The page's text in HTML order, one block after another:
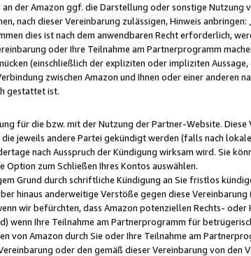
der Amazon ggf. die Darstellung oder sonstige
nach dieser Vereinbarung zulässigen, Hinweis
dies ist nach dem anwendbaren Recht erforderlich,
oder Ihre Teilnahme am Partnerprogramm
(einschließlich der expliziten oder impliziten
zwischen Amazon und Ihnen oder einer anderen
gestattet ist.
für die bzw. mit der Nutzung der Partner-Website.
jeweils andere Partei gekündigt werden (falls nach
nach Ausspruch der Kündigung wirksam wird. Sie
zum Schließen Ihres Kontos auswählen.
Grund durch schriftliche Kündigung an Sie fristlos
hinaus anderweitige Verstöße gegen diese
wir befürchten, dass Amazon potenziellen Rechts-
wenn Ihre Teilnahme am Partnerprogramm für
von Amazon durch Sie oder Ihre Teilnahme am
oder den gemäß dieser Vereinbarung von